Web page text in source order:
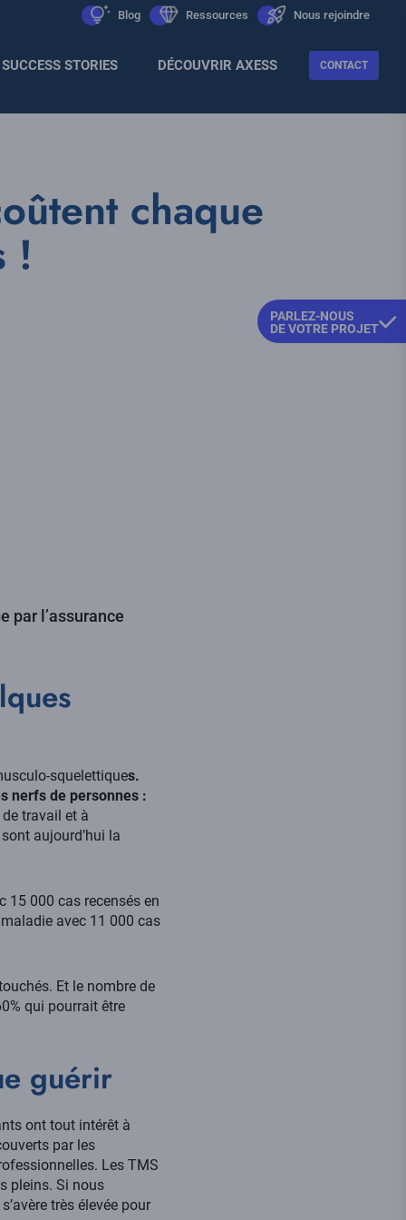
Blog
icon Ressources
icon Nous rejoindre
icon
SUCCESS STORIES DÉCOUVRIR AXESS CONTACT
chaque
!
par l’assurance
squelettiques.
nerfs de personnes :
travail et à
aujourd’hui la
15 000 cas recensés en
avec 11 000 cas
Et le nombre de
qui pourrait être
guérir
ont tout intérêt à
par les
Les TMS
pleins. Si nous
très élevée pour
PARLEZ-NOUS
DE VOTRE PROJET